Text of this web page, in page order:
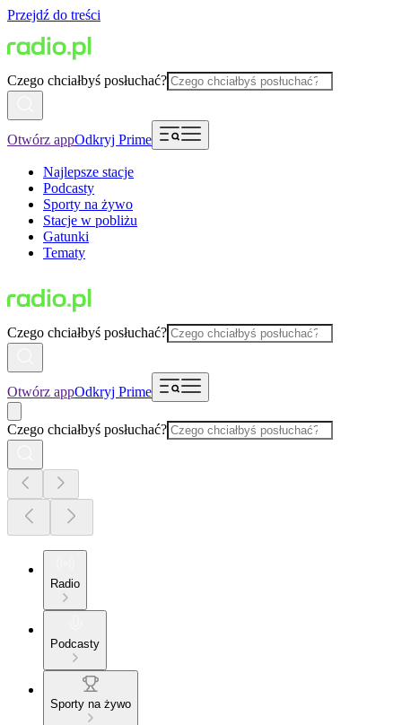
Przejdź do treści
Czego chciałbyś posłuchać?
Otwórz appOdkryj Prime
Najlepsze stacje
Podcasty
Sporty na żywo
Stacje w pobliżu
Gatunki
Tematy
Czego chciałbyś posłuchać?
Otwórz appOdkryj Prime
Czego chciałbyś posłuchać?
Radio
Podcasty
Sporty na żywo